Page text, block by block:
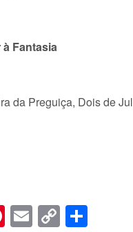
Fantasia
da Preguiça, Dois de
Pinterest
Email
Copy